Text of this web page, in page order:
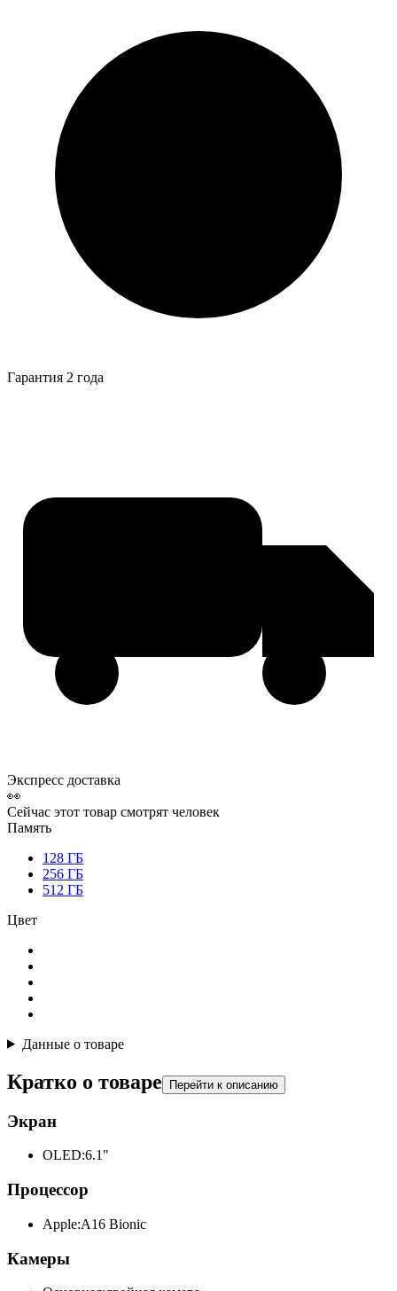
Гарантия 2 года
Экспресс доставка
👀
Сейчас этот товар смотрят человек
Память
128 ГБ
256 ГБ
512 ГБ
Цвет
Данные о товаре
Кратко о товаре Перейти к описанию
Экран
OLED:6.1"
Процессор
Apple:A16 Bionic
Камеры